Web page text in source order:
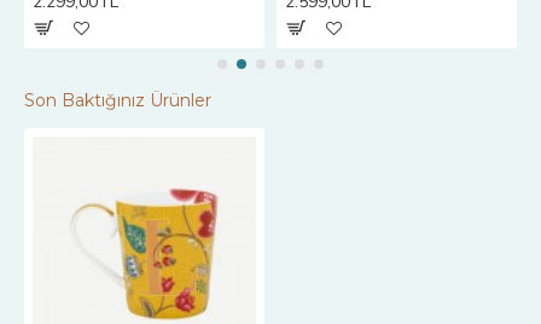
Son Baktığınız Ürünler